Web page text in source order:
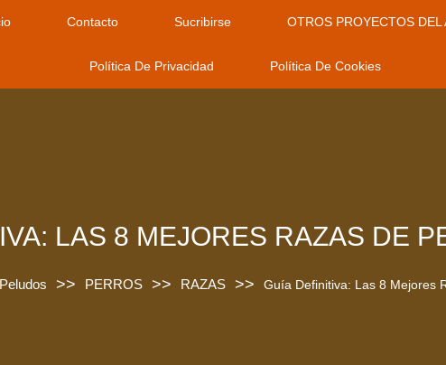
Contacto Sucribirse OTROS PROYECTOS DEL
Política De Privacidad Política De Cookies
LAS 8 MEJORES RAZAS DE
>> PERROS >> RAZAS >> Guía Definitiva: Las 8 Mejores